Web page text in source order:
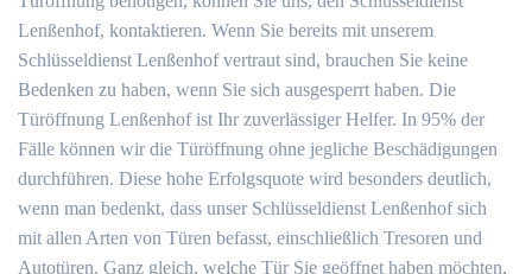
Lenßenhof, kontaktieren. Wenn Sie bereits mit unserem
Schlüsseldienst Lenßenhof vertraut sind, brauchen Sie keine
Bedenken zu haben, wenn Sie sich ausgesperrt haben. Die
Türöffnung Lenßenhof ist Ihr zuverlässiger Helfer. In 95% der
Fälle können wir die Türöffnung ohne jegliche Beschädigungen
durchführen. Diese hohe Erfolgsquote wird besonders deutlich,
wenn man bedenkt, dass unser Schlüsseldienst Lenßenhof sich
mit allen Arten von Türen befasst, einschließlich Tresoren und
Autotüren. Ganz gleich, welche Tür Sie geöffnet haben möchten,